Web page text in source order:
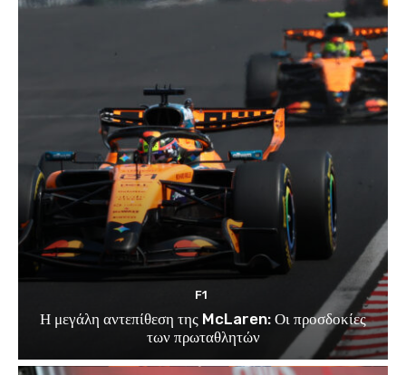
F1
Η μεγάλη αντεπίθεση της McLaren: Οι προσδοκίες
των πρωταθλητών